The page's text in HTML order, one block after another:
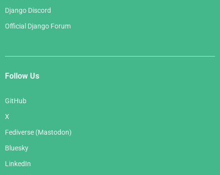
Django Discord
Official Django Forum
Follow Us
GitHub
X
Fediverse (Mastodon)
Bluesky
LinkedIn